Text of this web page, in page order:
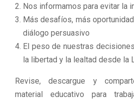
Nos informamos para evitar la
Más desafíos, más
diálogo persuasivo
El peso de nuestras
la libertad y la lealtad desde la
Revise, descargue y
material educativo para